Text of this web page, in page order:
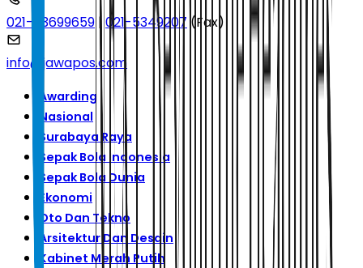
021-53699659 |021-5349207 (Fax)
info@jawapos.com
Awarding
Nasional
Surabaya Raya
Sepak Bola Indonesia
Sepak Bola Dunia
Ekonomi
Oto Dan Tekno
Arsitektur Dan Desain
Kabinet Merah Putih